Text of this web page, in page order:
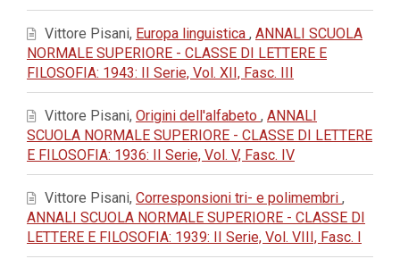
Vittore Pisani, Europa linguistica , ANNALI SCUOLA
NORMALE SUPERIORE - CLASSE DI LETTERE E
FILOSOFIA: 1943: II Serie, Vol. XII, Fasc. III
Vittore Pisani, Origini dell'alfabeto , ANNALI
SCUOLA NORMALE SUPERIORE - CLASSE DI LETTERE
E FILOSOFIA: 1936: II Serie, Vol. V, Fasc. IV
Vittore Pisani, Corresponsioni tri- e polimembri ,
ANNALI SCUOLA NORMALE SUPERIORE - CLASSE DI
LETTERE E FILOSOFIA: 1939: II Serie, Vol. VIII, Fasc. I